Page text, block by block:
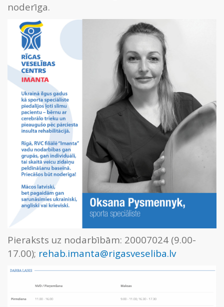
noderīga.
Pieraksts uz nodarbībām: 20007024 (9.00-
17.00); rehab.imanta@rigasveseliba.lv